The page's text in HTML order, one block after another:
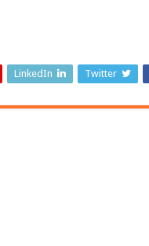
Twitter
LinkedIn